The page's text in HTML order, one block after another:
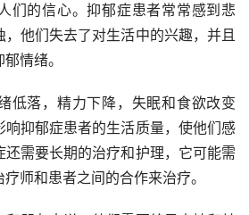
们的信心。抑郁症患者常常感到悲
他们失去了对生活中的兴趣，并且
情绪。
低落，精力下降，失眠和食欲改变
抑郁症患者的生活质量，使他们感
还需要长期的治疗和护理，它可能需
师和患者之间的合作来治疗。